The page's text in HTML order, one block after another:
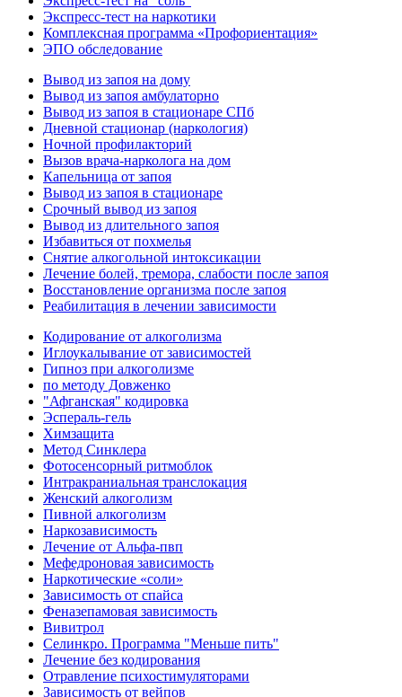
Экспресс-тест на наркотики
Комплексная программа «Профориентация»
ЭПО обследование
Вывод из запоя на дому
Вывод из запоя амбулаторно
Вывод из запоя в стационаре СПб
Дневной стационар (наркология)
Ночной профилакторий
Вызов врача-нарколога на дом
Капельница от запоя
Вывод из запоя в стационаре
Срочный вывод из запоя
Вывод из длительного запоя
Избавиться от похмелья
Снятие алкогольной интоксикации
Лечение болей, тремора, слабости после запоя
Восстановление организма после запоя
Реабилитация в лечении зависимости
Кодирование от алкоголизма
Иглоукалывание от зависимостей
Гипноз при алкоголизме
по методу Довженко
"Афганская" кодировка
Эспераль-гель
Химзащита
Метод Синклера
Фотосенсорный ритмоблок
Интракраниальная транслокация
Женский алкоголизм
Пивной алкоголизм
Наркозависимость
Лечение от Альфа-пвп
Мефедроновая зависимость
Наркотические «соли»
Зависимость от спайса
Феназепамовая зависимость
Вивитрол
Селинкро. Программа "Меньше пить"
Лечение без кодирования
Отравление психостимуляторами
Зависимость от вейпов